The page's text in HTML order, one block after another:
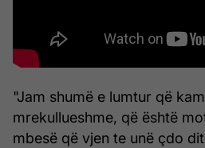
"Jam shumë e lumtur që
mrekullueshme, që është
mbesë që vjen te unë çdo